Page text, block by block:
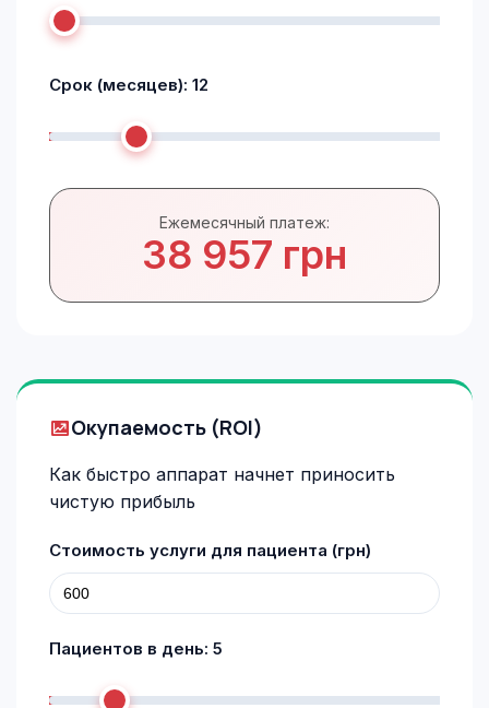
Срок (месяцев): 12
Ежемесячный платеж:
38 957 грн
Окупаемость (ROI)
Как быстро аппарат начнет приносить
чистую прибыль
Стоимость услуги для пациента (грн)
Пациентов в день: 5